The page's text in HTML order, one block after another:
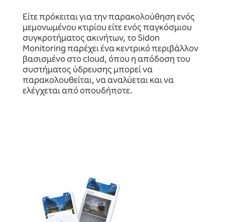
Είτε πρόκειται για την παρακολούθηση ενός
μεμονωμένου κτιρίου είτε ενός παγκόσμιου
συγκροτήματος ακινήτων, το Sidon
Monitoring παρέχει ένα κεντρικό περιβάλλον
βασισμένο στο cloud, όπου η απόδοση του
συστήματος ύδρευσης μπορεί να
παρακολουθείται, να αναλύεται και να
ελέγχεται από οπουδήποτε.